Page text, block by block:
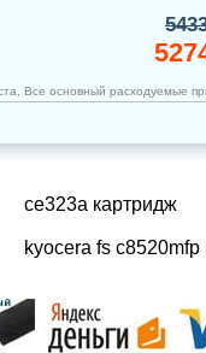
Все основный расходуемые
ce323a картридж
kyocera fs c8520mfp